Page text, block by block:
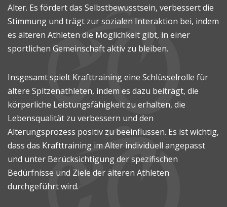
Alter. Es fördert das Selbstbewusstsein, verbessert die
Stimmung und trägt zur sozialen Interaktion bei, indem
es älteren Athleten die Möglichkeit gibt, in einer
sportlichen Gemeinschaft aktiv zu bleiben.
Insgesamt spielt Krafttraining eine Schlüsselrolle für
ältere Spitzenathleten, indem es dazu beiträgt, die
körperliche Leistungsfähigkeit zu erhalten, die
Lebensqualität zu verbessern und den
Alterungsprozess positiv zu beeinflussen. Es ist wichtig,
dass das Krafttraining im Alter individuell angepasst
und unter Berücksichtigung der spezifischen
Bedürfnisse und Ziele der älteren Athleten
durchgeführt wird.